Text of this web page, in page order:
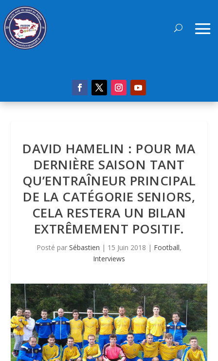
DAVID HAMELIN : POUR MA
DERNIÈRE SAISON TANT
QU’ENTRAÎNEUR PRINCIPAL
DE LA CATÉGORIE SENIORS,
CELA RESTERA UN BILAN
EXTRÊMEMENT POSITIF.
Posté par Sébastien | 15 Juin 2018 | Football,
Interviews